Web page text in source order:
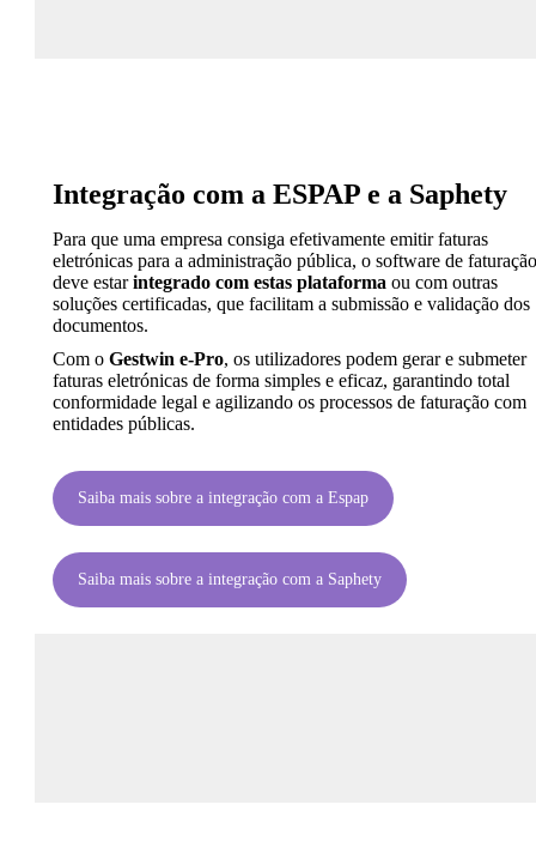
Integração com a ESPAP e a Saphety
Para que uma empresa consiga efetivamente emitir faturas
eletrónicas para a administração pública, o software de faturação
deve estarintegrado com estas plataforma ou com outras
soluções certificadas, que facilitam a submissão e validação dos
documentos.
Com o Gestwin e-Pro, os utilizadores podem gerar e submeter
faturas eletrónicas de forma simples e eficaz, garantindo total
conformidade legal e agilizando os processos de faturação com
entidades públicas.
Saiba mais sobre a integração com a Espap
Saiba mais sobre a integração com a Saphety